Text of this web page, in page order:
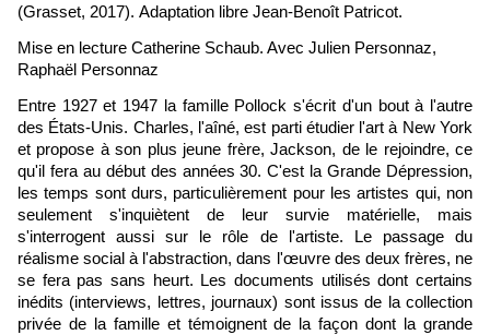
(Grasset, 2017). Adaptation libre Jean-Benoît Patricot.
Mise en lecture Catherine Schaub. Avec Julien Personnaz,
Raphaël Personnaz
Entre 1927 et 1947 la famille Pollock s'écrit d'un bout à l'autre
des États-Unis. Charles, l'aîné, est parti étudier l'art à New York
et propose à son plus jeune frère, Jackson, de le rejoindre, ce
qu'il fera au début des années 30. C'est la Grande Dépression,
les temps sont durs, particulièrement pour les artistes qui, non
seulement s'inquiètent de leur survie matérielle, mais
s'interrogent aussi sur le rôle de l'artiste. Le passage du
réalisme social à l'abstraction, dans l'œuvre des deux frères, ne
se fera pas sans heurt. Les documents utilisés dont certains
inédits (interviews, lettres, journaux) sont issus de la collection
privée de la famille et témoignent de la façon dont la grande